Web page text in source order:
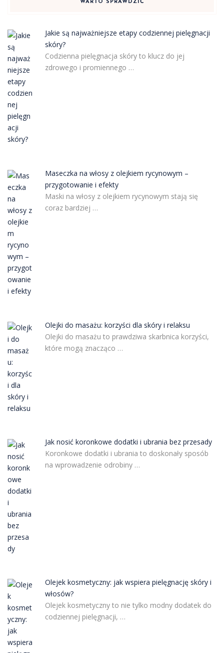
WARTO SPRAWDZIĆ
Jakie są najważniejsze etapy codziennej pielęgnacji
skóry?
Codzienna pielęgnacja skóry to klucz do jej
zdrowego i promiennego …
Maseczka na włosy z olejkiem rycynowym –
przygotowanie i efekty
Maski na włosy z olejkiem rycynowym stają się
coraz bardziej …
Olejki do masażu: korzyści dla skóry i relaksu
Olejki do masażu to prawdziwa skarbnica korzyści,
które mogą znacząco …
Jak nosić koronkowe dodatki i ubrania bez przesady
Koronkowe dodatki i ubrania to doskonały sposób
na wprowadzenie odrobiny …
Olejek kosmetyczny: jak wspiera pielęgnację skóry i
włosów?
Olejek kosmetyczny to nie tylko modny dodatek do
codziennej pielęgnacji, …